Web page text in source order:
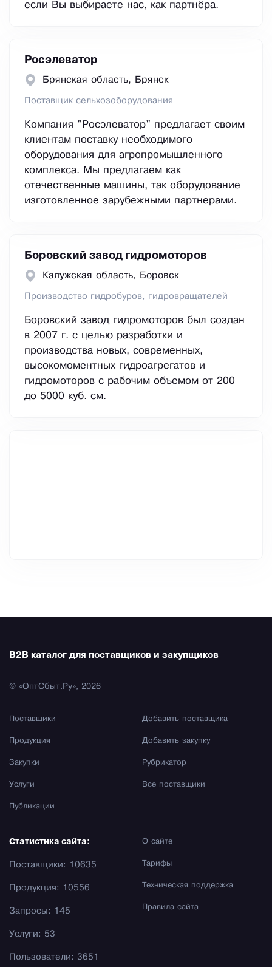
если Вы выбираете нас, как партнёра.
Росэлеватор
Брянская область, Брянск
Поставщик сельхозоборудования
Компания "Росэлеватор" предлагает своим
клиентам поставку необходимого
оборудования для агропромышленного
комплекса. Мы предлагаем как
отечественные машины, так оборудование
изготовленное зарубежными партнерами.
Боровский завод гидромоторов
Калужская область, Боровск
Производство гидробуров, гидровращателей
Боровский завод гидромоторов был создан
в 2007 г. с целью разработки и
производства новых, современных,
высокомоментных гидроагрегатов и
гидромоторов с рабочим объемом от 200
до 5000 куб. см.
B2B каталог для поставщиков и закупщиков
© «ОптСбыт.Ру», 2026
Поставщики
Продукция
Закупки
Услуги
Публикации
Добавить поставщика
Добавить закупку
Рубрикатор
Все поставщики
О сайте
Тарифы
Техническая поддержка
Правила сайта
Статистика сайта:
Поставщики: 10635
Продукция: 10556
Запросы: 145
Услуги: 53
Пользователи: 3651